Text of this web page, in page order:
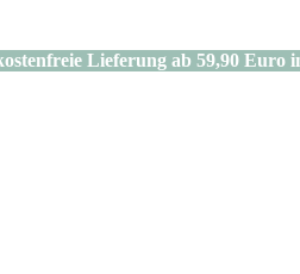
Lieferung ab 59,90 Euro